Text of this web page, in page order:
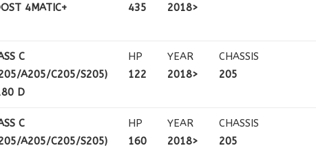
4MATIC+
435
2018>
C
A205/C205/S205)
D
HP
122
YEAR
2018>
CHASSIS
205
C
A205/C205/S205)
HP
160
YEAR
2018>
CHASSIS
205